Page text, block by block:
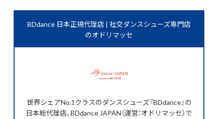
BDdance 日本正規代理店 | 社交ダンスシューズ専門店
のオドリマッセ
世界シェアNo.1クラスのダンスシューズ『BDdance』の
日本総代理店、BDdance JAPAN（運営：オドリマッセ）で